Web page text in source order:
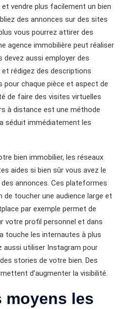
vendre plus facilement un bien
des annonces sur des sites
vous pourrez attirer des
agence immobilière peut réaliser
devez aussi employer des
rédigez des descriptions
chaque pièce et aspect de
de faire des visites virtuelles
à distance est une méthode
séduit immédiatement les
bien immobilier, les réseaux
aides si bien sûr vous avez le
annonces. Ces plateformes
de toucher une audience large et
par exemple permet de
votre profil personnel et dans
touche les internautes à plus
aussi utiliser Instagram pour
stories de votre bien. Des
d’augmenter la visibilité.
moyens les